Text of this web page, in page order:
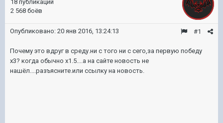
18 публикаций
2 568 боёв
#1
Опубликовано: 20 янв 2016, 13:24:13
Почему это вдруг в среду.ни с того ни с сего,за первую победу
х3? когда обычно х1.5....а на сайте новость не
нашёл....разъясните.или ссылку на новость.